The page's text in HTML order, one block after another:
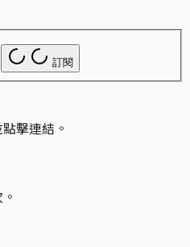
訂閱
擊連結。